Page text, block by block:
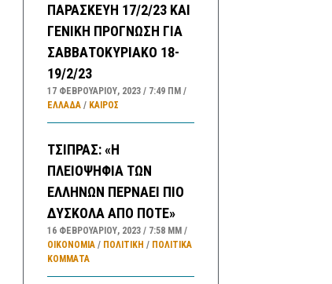
ΠΑΡΑΣΚΕΥΗ 17/2/23 ΚΑΙ
ΓΕΝΙΚΗ ΠΡΟΓΝΩΣΗ ΓΙΑ
ΣΑΒΒΑΤΟΚΥΡΙΑΚΟ 18-
19/2/23
17 ΦΕΒΡΟΥΑΡΊΟΥ, 2023 7:49 ΠΜ
ΕΛΛΑΔA/ ΚΑΙΡΌΣ
ΤΣΙΠΡΑΣ: «Η
ΠΛΕΙΟΨΗΦΙΑ ΤΩΝ
ΕΛΛΗΝΩΝ ΠΕΡΝΑΕΙ ΠΙΟ
ΔΥΣΚΟΛΑ ΑΠΟ ΠΟΤΕ»
16 ΦΕΒΡΟΥΑΡΊΟΥ, 2023 7:58 ΜΜ
ΟΙΚΟΝΟΜΙΑ/ ΠΟΛΙΤΙΚΗ / ΠΟΛΙΤΙΚΆ
ΚΌΜΜΑΤΑ